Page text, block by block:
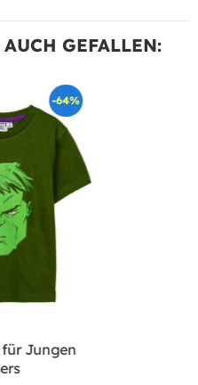
GEFALLEN:
-64%
für Jungen